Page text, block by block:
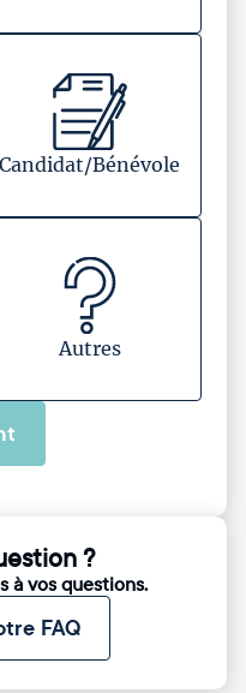
Candidat/Bénévole
Autres
?
à vos questions.
FAQ